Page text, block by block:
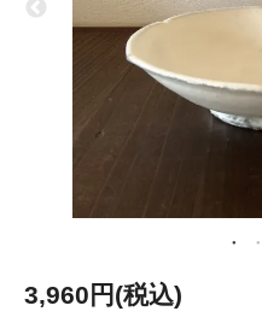
3,960円(税込)